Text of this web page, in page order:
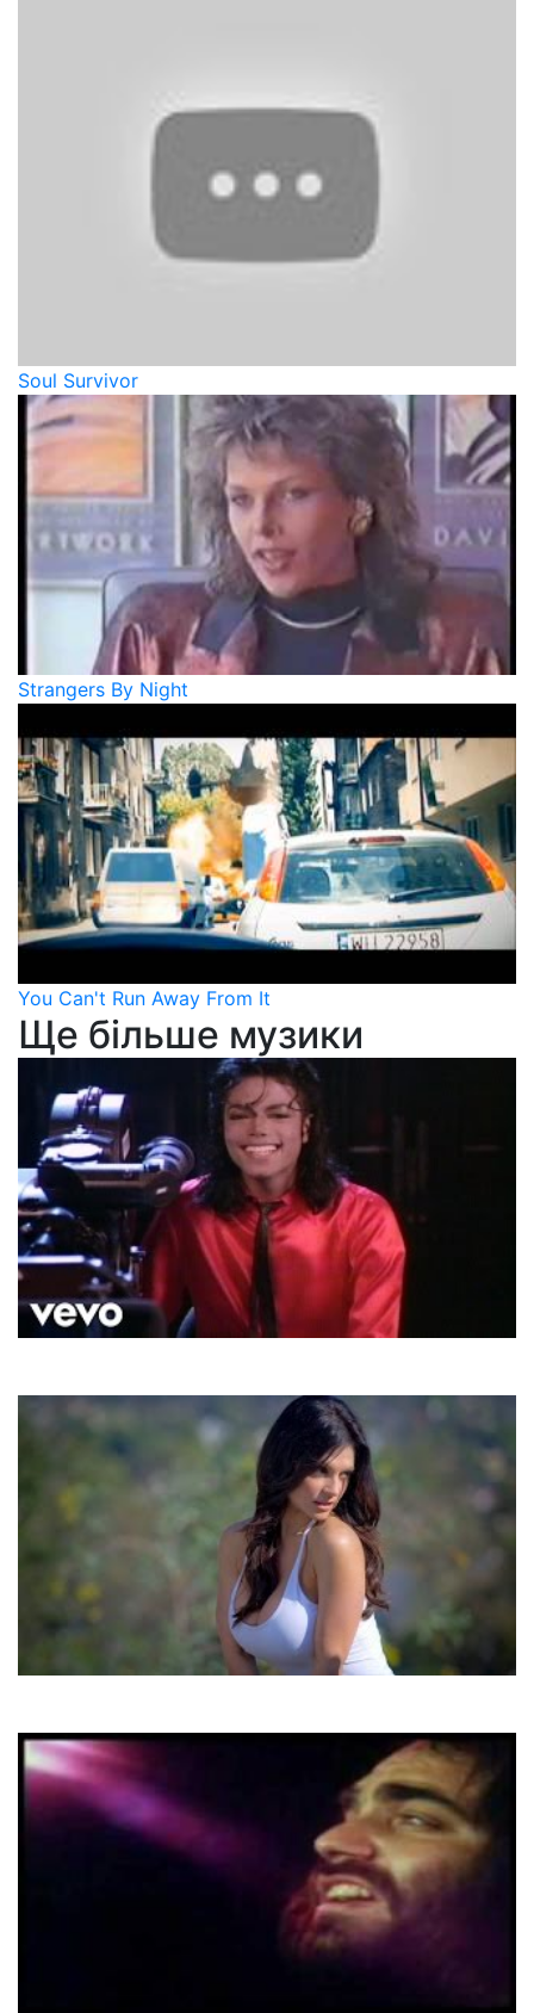
Soul Survivor
Strangers By Night
You Can't Run Away From It
Ще більше музики